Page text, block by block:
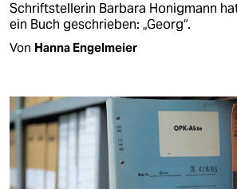
Schriftstellerin Barbara Honigmann
ein Buch geschrieben: „Georg“.
Von Hanna Engelmeier